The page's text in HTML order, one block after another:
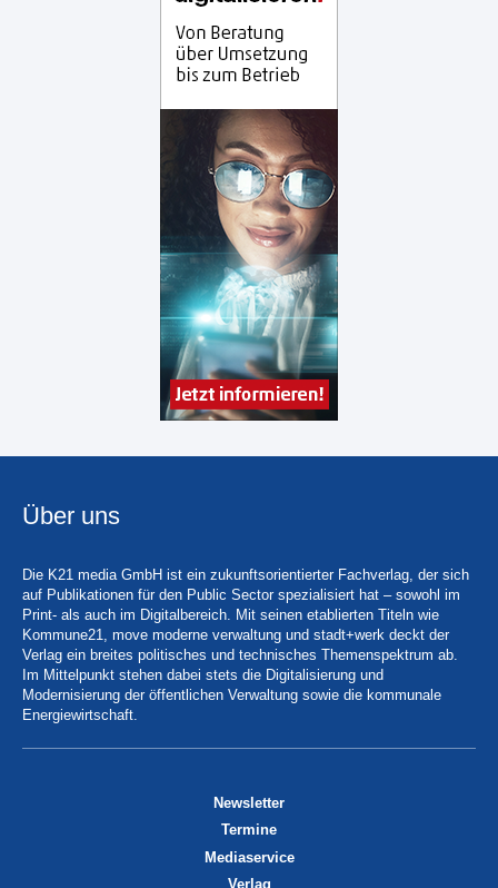
Über uns
Die K21 media GmbH ist ein zukunftsorientierter Fachverlag, der sich
auf Publikationen für den Public Sector spezialisiert hat – sowohl im
Print- als auch im Digitalbereich. Mit seinen etablierten Titeln wie
Kommune21, move moderne verwaltung und stadt+werk deckt der
Verlag ein breites politisches und technisches Themenspektrum ab.
Im Mittelpunkt stehen dabei stets die Digitalisierung und
Modernisierung der öffentlichen Verwaltung sowie die kommunale
Energiewirtschaft.
Newsletter
Termine
Mediaservice
Verlag